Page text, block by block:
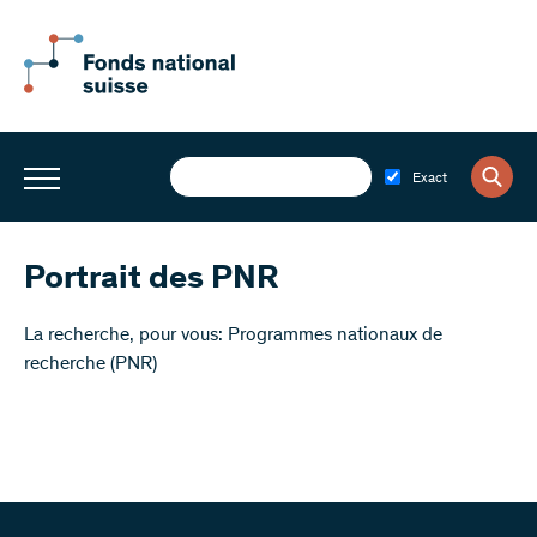
Exact
Portrait des PNR
​La recherche, pour vous: Programmes nationaux de
recherche (PNR)